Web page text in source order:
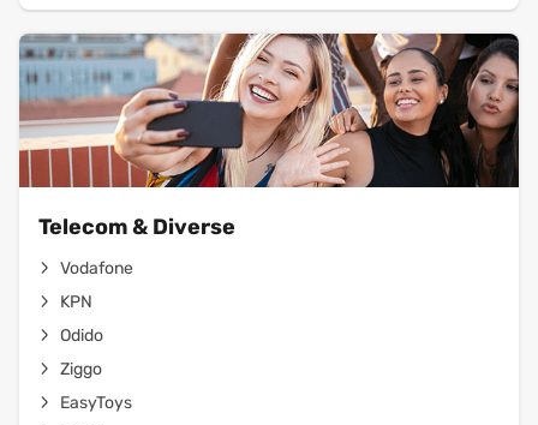
Telecom & Diverse
Vodafone
KPN
Odido
Ziggo
EasyToys